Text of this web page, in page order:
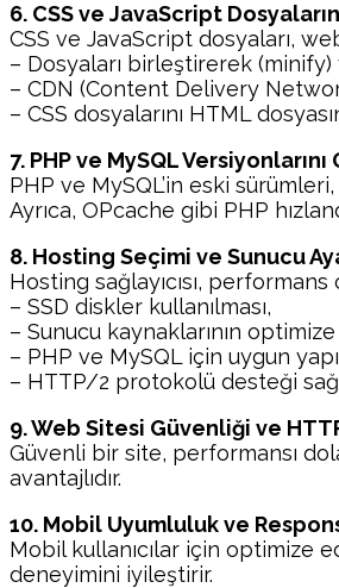
6. CSS ve JavaScript
CSS ve JavaScript dosyaları,
– Dosyaları birleştirerek (minify)
– CDN (Content Delivery
– CSS dosyalarını HTML
7. PHP ve MySQL
PHP ve MySQL’in eski
Ayrıca, OPcache gibi PHP
8. Hosting Seçimi ve Sunucu
Hosting sağlayıcısı,
– SSD diskler kullanılması,
– Sunucu kaynaklarının
– PHP ve MySQL için uygun
– HTTP/2 protokolü desteği
9. Web Sitesi Güvenliği ve
Güvenli bir site, performansı
avantajlıdır.
10. Mobil Uyumluluk ve
Mobil kullanıcılar için optimize
deneyimini iyileştirir.